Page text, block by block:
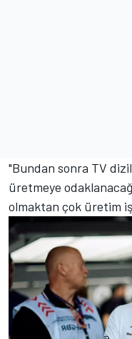
"Bundan sonra TV
üretmeye
olmaktan çok üretim